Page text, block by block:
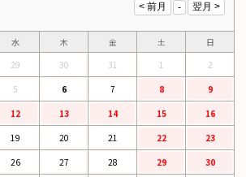
水 木 金 土
日
29 30 31 1
2
5 6 7 8
9
12 13 14 15
16
19 20 21 22
23
26 27 28 29
30